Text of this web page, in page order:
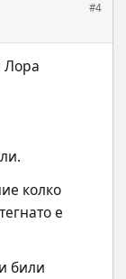
#4
колко
е
били